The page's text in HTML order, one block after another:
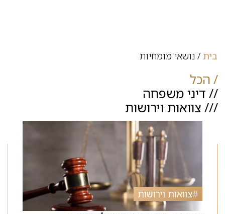
בית / נושאי מומחיות
דיני משפחה
צוואות וירושות
הכל
#צוואות וירושות